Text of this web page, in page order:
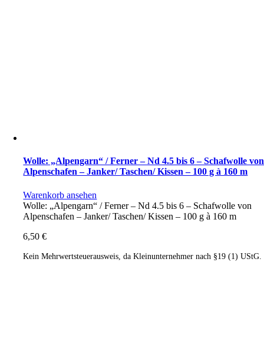
Wolle: „Alpengarn“ / Ferner – Nd 4.5 bis 6 – Schafwolle von
Alpenschafen – Janker/ Taschen/ Kissen – 100 g à 160 m
Warenkorb ansehen
Wolle: „Alpengarn“ / Ferner – Nd 4.5 bis 6 – Schafwolle von
Alpenschafen – Janker/ Taschen/ Kissen – 100 g à 160 m
6,50€
Kein Mehrwertsteuerausweis, da Kleinunternehmer nach §19 (1) UStG.